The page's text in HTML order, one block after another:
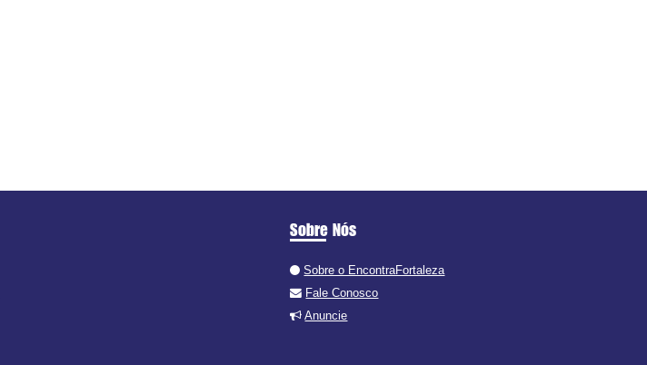
Sobre Nós
Sobre o EncontraFortaleza
Fale Conosco
Anuncie